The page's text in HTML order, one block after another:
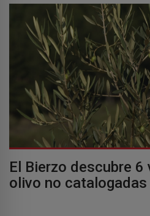
El Bierzo descubre 6
olivo no catalogadas